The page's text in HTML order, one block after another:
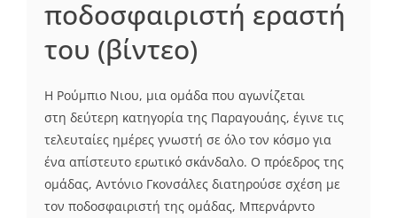
ποδοσφαιριστή εραστή
του (βίντεο)
Η Ρούμπιο Νιου, μια ομάδα που αγωνίζεται
στη δεύτερη κατηγορία της Παραγουάης, έγινε τις
τελευταίες ημέρες γνωστή σε όλο τον κόσμο για
ένα απίστευτο ερωτικό σκάνδαλο. Ο πρόεδρος της
ομάδας, Αντόνιο Γκονσάλες διατηρούσε σχέση με
τον ποδοσφαιριστή της ομάδας, Μπερνάρντο